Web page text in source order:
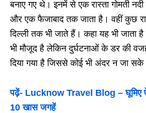
बनाए गए थे। इनमें से एक रास्ता गोमती
और एक फैजाबाद तक जाता है। वहीं कुछ
दिल्ली तक भी जाते हैं। कहा यह भी जाता
भी मौजूद है लेकिन दुर्घटनाओं के डर की
दिया गया है जिससे कोई भी अंदर न जा
पढ़ें- Lucknow Travel Blog – घूमिए
10 खास जगहें